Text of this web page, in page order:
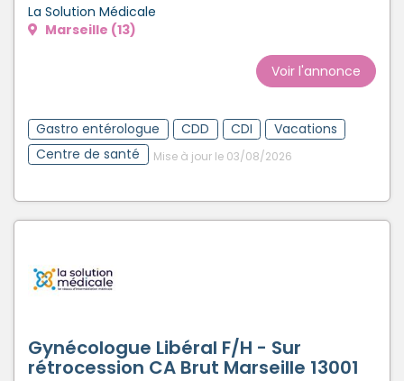
La Solution Médicale
Marseille (13)
Voir l'annonce
Gastro entérologue CDD CDI
Vacations
Centre de santé
Mise à jour le 03/08/2026
Gynécologue Libéral F/H - Sur
rétrocession CA Brut Marseille 13001